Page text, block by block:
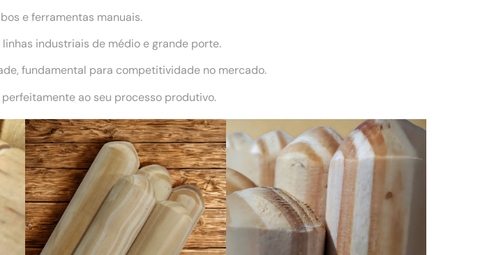
e ferramentas manuais.
industriais de médio e grande porte.
fundamental para competitividade no mercado.
ao seu processo produtivo.